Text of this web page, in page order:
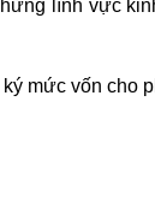
lĩnh vực
mức vốn cho